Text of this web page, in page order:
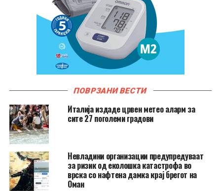
ПОВРЗАНИ ВЕСТИ
Италија издаде црвен метео аларм за
сите 27 поголеми градови
Невладини организации предупредуваат
за ризик од еколошка катастрофа во
врска со нафтена дамка крај брегот на
Оман